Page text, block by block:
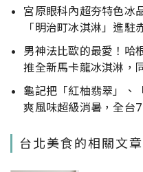
宮原眼科內超夯特色冰
「明治町冰淇淋」進駐
男神法比歐的最愛！哈
推全新馬卡龍冰淇淋，
龜記把「紅柚翡翠」、
爽風味超級消暑，全台
台北美食的相關文章